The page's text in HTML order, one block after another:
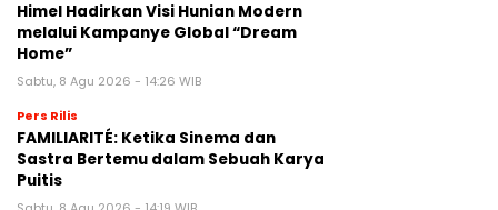
Himel Hadirkan Visi Hunian Modern
melalui Kampanye Global “Dream
Home”
Sabtu, 8 Agu 2026 - 14:26 WIB
Pers Rilis
FAMILIARITÉ: Ketika Sinema dan
Sastra Bertemu dalam Sebuah Karya
Puitis